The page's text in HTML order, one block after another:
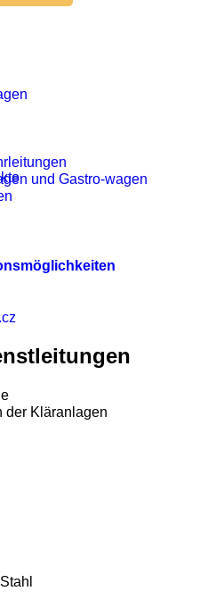
und Gastro-wagen
der Kläranlagen